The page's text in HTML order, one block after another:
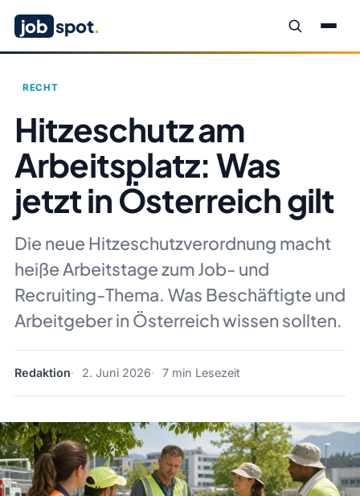
job spot.
RECHT
Hitzeschutz am
Arbeitsplatz: Was
jetzt in Österreich gilt
Die neue Hitzeschutzverordnung macht
heiße Arbeitstage zum Job- und
Recruiting-Thema. Was Beschäftigte und
Arbeitgeber in Österreich wissen sollten.
Redaktion 2. Juni 2026 7 min Lesezeit